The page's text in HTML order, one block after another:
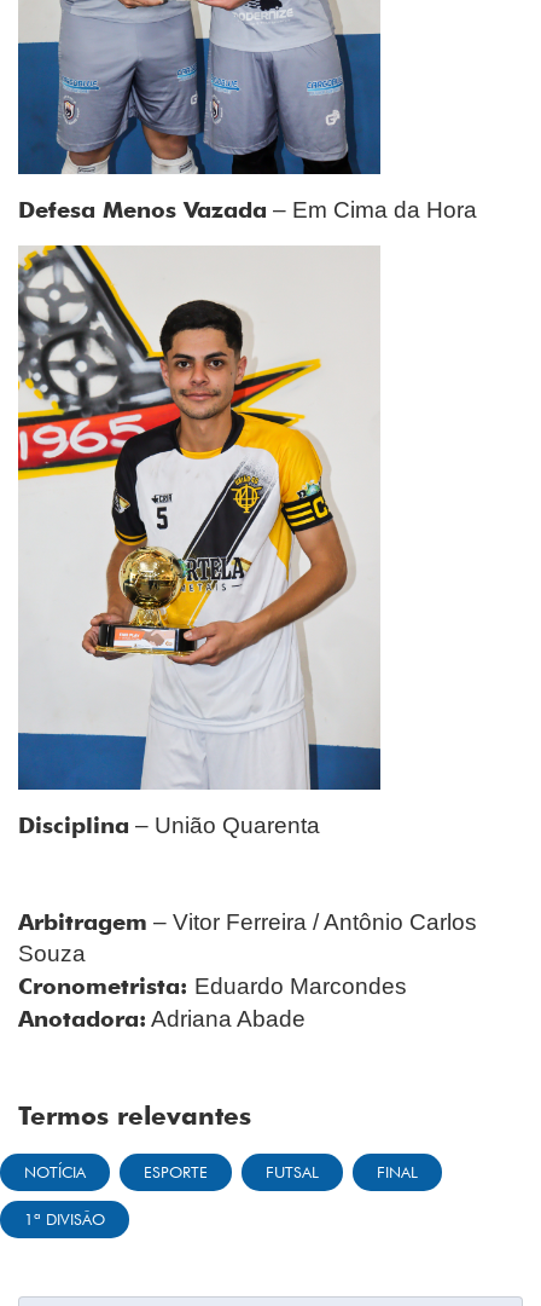
Defesa Menos Vazada – Em Cima da Hora
Disciplina – União Quarenta
Arbitragem – Vitor Ferreira / Antônio Carlos
Souza
Cronometrista: Eduardo Marcondes
Anotadora: Adriana Abade
Termos relevantes
NOTÍCIA ESPORTE FUTSAL FINAL
1ª DIVISÃO